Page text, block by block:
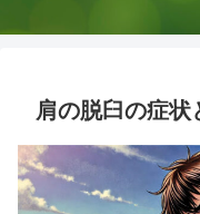
肩の脱臼の症状